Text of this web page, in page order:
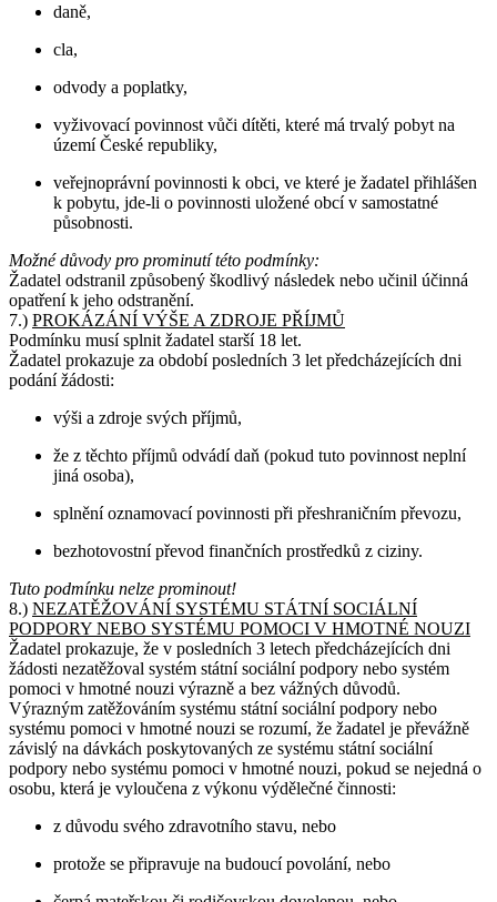
daně,
cla,
odvody a poplatky,
vyživovací povinnost vůči dítěti, které má trvalý pobyt na
území České republiky,
veřejnoprávní povinnosti k obci, ve které je žadatel přihlášen
k pobytu, jde-li o povinnosti uložené obcí v samostatné
působnosti.
Možné důvody pro prominutí této podmínky:
Žadatel odstranil způsobený škodlivý následek nebo učinil účinná
opatření k jeho odstranění.
7.) PROKÁZÁNÍ VÝŠE A ZDROJE PŘÍJMŮ
Podmínku musí splnit žadatel starší 18 let.
Žadatel prokazuje za období posledních 3 let předcházejících dni
podání žádosti:
výši a zdroje svých příjmů,
že z těchto příjmů odvádí daň (pokud tuto povinnost neplní
jiná osoba),
splnění oznamovací povinnosti při přeshraničním převozu,
bezhotovostní převod finančních prostředků z ciziny.
Tuto podmínku nelze prominout!
8.) NEZATĚŽOVÁNÍ SYSTÉMU STÁTNÍ SOCIÁLNÍ
PODPORY NEBO SYSTÉMU POMOCI V HMOTNÉ NOUZI
Žadatel prokazuje, že v posledních 3 letech předcházejících dni
žádosti nezatěžoval systém státní sociální podpory nebo systém
pomoci v hmotné nouzi výrazně a bez vážných důvodů.
Výrazným zatěžováním systému státní sociální podpory nebo
systému pomoci v hmotné nouzi se rozumí, že žadatel je převážně
závislý na dávkách poskytovaných ze systému státní sociální
podpory nebo systému pomoci v hmotné nouzi, pokud se nejedná o
osobu, která je vyloučena z výkonu výdělečné činnosti:
z důvodu svého zdravotního stavu, nebo
protože se připravuje na budoucí povolání, nebo